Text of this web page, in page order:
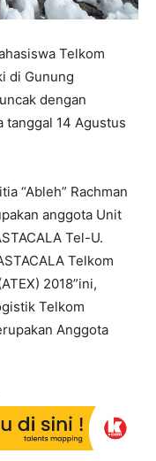
Telkom
di Gunung
dengan
tanggal 14 Agustus
“Ableh” Rachman
anggota Unit
Tel-U.
Telkom
2018”ini,
Telkom
Anggota